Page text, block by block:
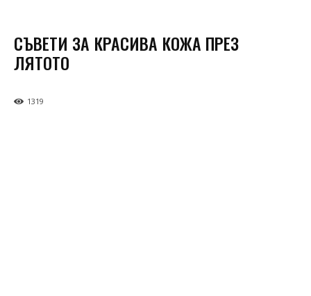
СЪВЕТИ ЗА КРАСИВА КОЖА ПРЕЗ
ЛЯТОТО
1319